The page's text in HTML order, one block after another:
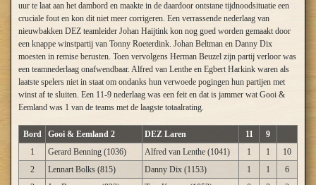
uur te laat aan het dambord en maakte in de daardoor ontstane tijdnoodsituatie een
cruciale fout en kon dit niet meer corrigeren. Een verrassende nederlaag van
nieuwbakken DEZ teamleider Johan Haijtink kon nog goed worden gemaakt door
een knappe winstpartij van Tonny Roeterdink. Johan Beltman en Danny Dix
moesten in remise berusten. Toen vervolgens Herman Beuzel zijn partij verloor was
een teamnederlaag onafwendbaar. Alfred van Lenthe en Egbert Harkink waren als
laatste spelers niet in staat om ondanks hun verwoede pogingen hun partijen met
winst af te sluiten. Een 11-9 nederlaag was een feit en dat is jammer wat Gooi &
Eemland was 1 van de teams met de laagste totaalrating.
Bord Gooi & Eemland 2 DEZ Laren 11
9
1
Gerard Benning (1036) Alfred van Lenthe (1041) 1 1
10
2
Lennart Bolks (815) Danny Dix (1153) 1 1
6